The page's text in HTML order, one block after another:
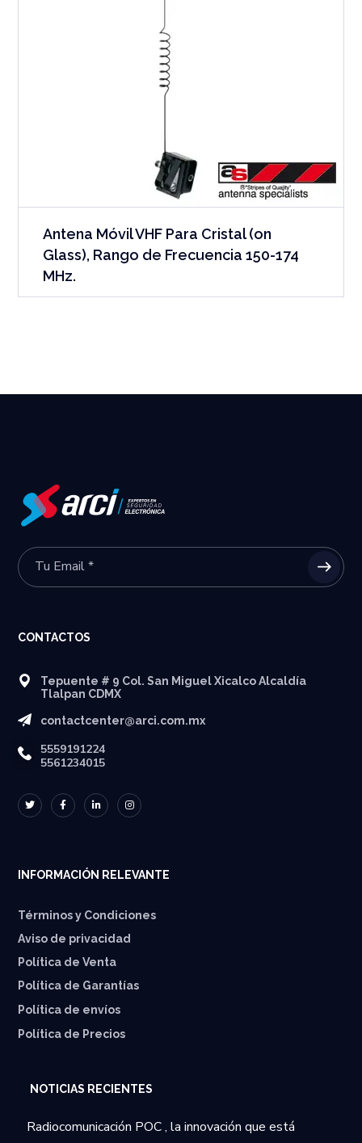
Antena Móvil VHF Para Cristal (on
Glass), Rango de Frecuencia 150-174
MHz.
CONTACTOS
Tepuente # 9 Col. San Miguel Xicalco Alcaldía
Tlalpan CDMX
contactcenter@arci.com.mx
5559191224
5561234015
INFORMACIÓN RELEVANTE
Términos y Condiciones
Aviso de privacidad
Política de Venta
Política de Garantías
⁠Política de envíos
Política de Precios
NOTICIAS RECIENTES
Radiocomunicación POC , la innovación que está